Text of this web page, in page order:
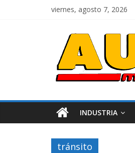
viernes, agosto 7, 2026
INDUSTRIA
tránsito